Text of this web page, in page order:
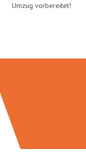
Umzug vorbereitet!